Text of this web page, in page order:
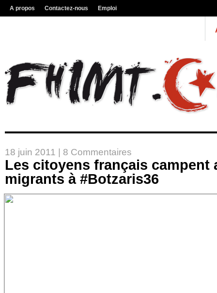
A propos Contactez-nous Emploi
18 juin 2011 | 8 Commentaires
Les citoyens français campent
migrants à #Botzaris36